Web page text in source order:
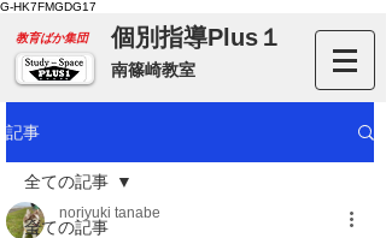
G-HK7FMGDG17
​教育ばか集団 個別指導Plus１
南篠崎教室
記事
全ての記事
全ての記事
noriyuki tanabe